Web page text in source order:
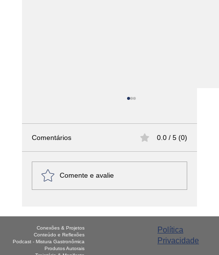
América Latina - Haiti – Griot
Comentários 0.0 / 5 (0)
Comente e avalie
Política
Privacidade
Conexões & Projetos
Conteúdo e Reflexões
Podcast - Mistura Gastronômica
Produtos Autorais